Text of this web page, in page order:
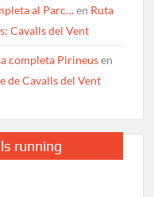
al Parc…en Ruta
Cavalls del Vent
completa Pirineusen
de Cavalls del Vent
running